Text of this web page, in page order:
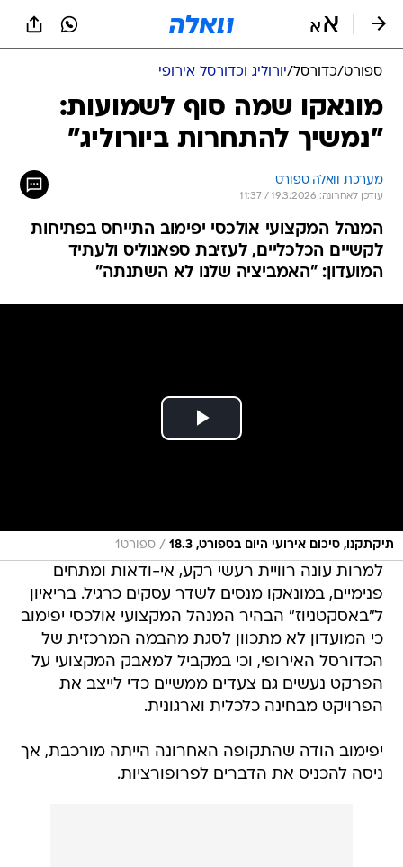
ספורט/כדורסל/יורוליג וכדורסל אירופי
מונאקו שמה סוף לשמועות:
"נמשיך להתחרות ביורוליג"
מערכת וואלה ספורט
עודכן לאחרונה: 19.3.2026 / 11:37
המנהל המקצועי אולכסי יפימוב התייחס בפתיחות
לקשיים הכלכליים, לעזיבת ספאנוליס ולעתיד
המועדון: "האמביציה שלנו לא השתנתה"
תיקתקנו, סיכום אירועי היום בספורט, 18.3 / ספורט1
למרות עונה רוויית רעשי רקע, אי-ודאות ומתחים
פנימיים, במונאקו מנסים לשדר עסקים כרגיל. בריאיון
ל"באסקטניוז" הבהיר המנהל המקצועי אולכסי יפימוב
כי המועדון לא מתכוון לסגת מהבמה המרכזית של
הכדורסל האירופי, וכי במקביל למאבק המקצועי על
הפרקט נעשים גם צעדים ממשיים כדי לייצב את
הפרויקט מבחינה כלכלית וארגונית.
יפימוב הודה שהתקופה האחרונה הייתה מורכבת, אך
ניסה להכניס את הדברים לפרופורציות.